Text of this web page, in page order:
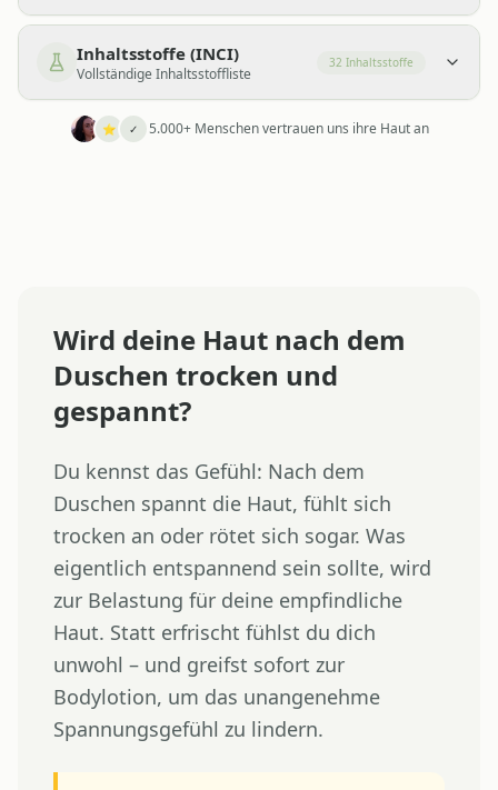
Inhaltsstoffe (INCI)
Vollständige Inhaltsstoffliste
32 Inhaltsstoffe
⭐ ✓ 5.000+ Menschen vertrauen uns ihre Haut an
Wird deine Haut nach dem
Duschen trocken und
gespannt?
Du kennst das Gefühl: Nach dem
Duschen spannt die Haut, fühlt sich
trocken an oder rötet sich sogar. Was
eigentlich entspannend sein sollte, wird
zur Belastung für deine empfindliche
Haut. Statt erfrischt fühlst du dich
unwohl – und greifst sofort zur
Bodylotion, um das unangenehme
Spannungsgefühl zu lindern.